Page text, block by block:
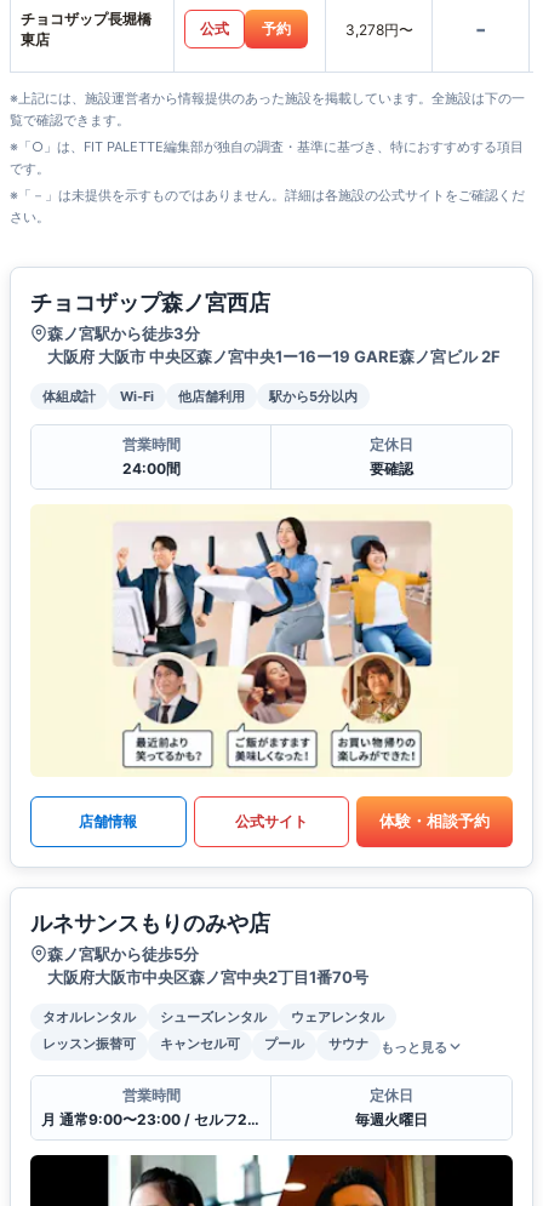
チョコザップ長堀橋
東店
公式 予約 3,278円〜 -
※上記には、施設運営者から情報提供のあった施設を掲載しています。全施設は下の一
覧で確認できます。
※「○」は、FIT PALETTE編集部が独自の調査・基準に基づき、特におすすめする項目
です。
※「－」は未提供を示すものではありません。詳細は各施設の公式サイトをご確認くだ
さい。
チョコザップ森ノ宮西店
森ノ宮駅から徒歩3分
大阪府 大阪市 中央区森ノ宮中央1ー16ー19 GARE森ノ宮ビル 2F
体組成計 Wi-Fi 他店舗利用 駅から5分以内
営業時間
24:00間
定休日
要確認
店舗情報 公式サイト 体験・相談予約
ルネサンスもりのみや店
森ノ宮駅から徒歩5分
大阪府大阪市中央区森ノ宮中央2丁目1番70号
タオルレンタル シューズレンタル
ウェアレンタル
レッスン振替可
キャンセル可 プール サウナ もっと見る
営業時間
月 通常9:00〜23:00 / セルフ23:00〜9:00 / 受付10:00〜21:00
定休日
毎週火曜日